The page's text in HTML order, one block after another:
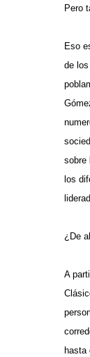
Pero
Eso
de
sobre
los
¿De
A
hasta